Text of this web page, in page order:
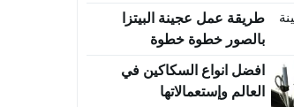
طريقة عمل عجينة البيتزا
بالصور خطوة خطوة
افضل انواع السكاكين في
العالم وإستعمالاتها